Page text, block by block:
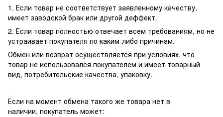
1. Если товар не соответствует заявленному качеству,
имеет заводской брак или другой деффект.
2. Если товар полностью отвечает всем требованиям, но не
устраивает покупателя по каким-либо причинам.
Обмен или возврат осуществляется при условиях, что
товар не использовался покупателем и имеет товарный
вид, потребительские качества, упаковку.
Если на момент обмена такого же товара нет в
наличии, покупатель может: